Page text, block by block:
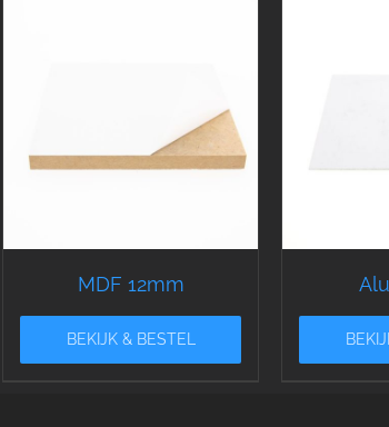
MDF 12mm
BEKIJK & BESTEL